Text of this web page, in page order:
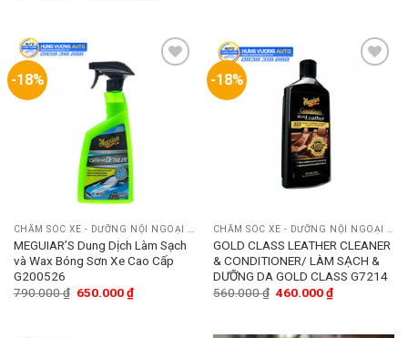
-18%
MEGUIAR’S Dung Dịch Làm Sạch
và Wax Bóng Sơn Xe Cao Cấp
G200526
790.000₫ 650.000₫
-18%
GOLD CLASS LEATHER CLEANER
& CONDITIONER/ LÀM SẠCH &
DƯỠNG DA GOLD CLASS G7214
560.000₫ 460.000₫